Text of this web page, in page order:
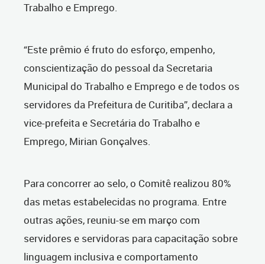
Trabalho e Emprego.
“Este prêmio é fruto do esforço, empenho,
conscientização do pessoal da Secretaria
Municipal do Trabalho e Emprego e de todos os
servidores da Prefeitura de Curitiba”, declara a
vice-prefeita e Secretária do Trabalho e
Emprego, Mirian Gonçalves.
Para concorrer ao selo, o Comitê realizou 80%
das metas estabelecidas no programa. Entre
outras ações, reuniu-se em março com
servidores e servidoras para capacitação sobre
linguagem inclusiva e comportamento